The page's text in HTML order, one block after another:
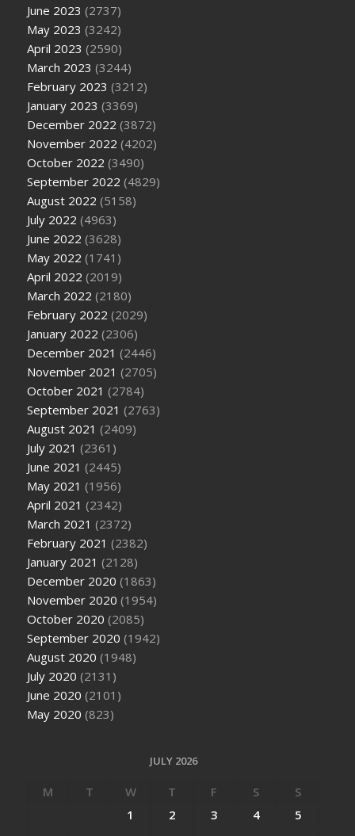
June 2023 (2737)
May 2023 (3242)
April 2023 (2590)
March 2023 (3244)
February 2023 (3212)
January 2023 (3369)
December 2022 (3872)
November 2022 (4202)
October 2022 (3490)
September 2022 (4829)
August 2022 (5158)
July 2022 (4963)
June 2022 (3628)
May 2022 (1741)
April 2022 (2019)
March 2022 (2180)
February 2022 (2029)
January 2022 (2306)
December 2021 (2446)
November 2021 (2705)
October 2021 (2784)
September 2021 (2763)
August 2021 (2409)
July 2021 (2361)
June 2021 (2445)
May 2021 (1956)
April 2021 (2342)
March 2021 (2372)
February 2021 (2382)
January 2021 (2128)
December 2020 (1863)
November 2020 (1954)
October 2020 (2085)
September 2020 (1942)
August 2020 (1948)
July 2020 (2131)
June 2020 (2101)
May 2020 (823)
JULY 2026
M T W T F S
S
1
2 3 4
5